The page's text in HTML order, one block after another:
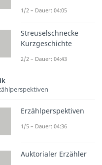
1/2 – Dauer: 04:05
Streuselschnecke
Kurzgeschichte
2/2 – Dauer: 04:43
Erzählperspektiven
1/5 – Dauer: 04:36
Auktorialer Erzähler